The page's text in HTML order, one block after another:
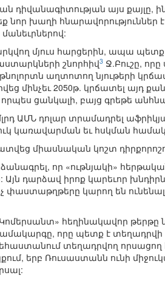
դիվանագիտության այս
նոր խաղի
մյուս հարցերին, ապա
շնորհիվ3 Ջ.Բուշը,
աղտոտող նյութերի
մինչեւ 2050թ. կրճատել այդ
ցանկալի, բայց գրեթե
ԱՄՆ դոլար տրամադրել
կառավարման եւ հսկման
միասնական կոշտ
որ «ութնյակի»
Այն դարձավ իրոք կարեւոր
փաստաթղթերը կարող են
հեղինակավոր թերթը
որը պետք է
տեղադրվող որսացող
երբ Ռուսաստանն ունի